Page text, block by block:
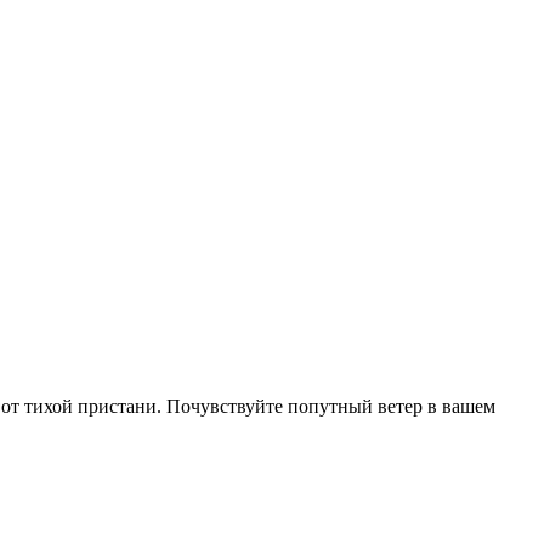
тихой пристани. Почувствуйте попутный ветер в вашем